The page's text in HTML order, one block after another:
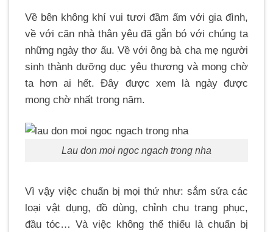
Về bên không khí vui tươi đầm ấm với gia đình,
về với căn nhà thân yêu đã gắn bó với chúng ta
những ngày thơ ấu. Về với ông bà cha mẹ người
sinh thành dưỡng dục yêu thương và mong chờ
ta hơn ai hết. Đây được xem là ngày được
mong chờ nhất trong năm.
Lau don moi ngoc ngach trong nha
Vì vậy việc chuẩn bị mọi thứ như: sắm sửa các
loại vật dụng, đồ dùng, chỉnh chu trang phục,
đầu tóc… Và việc không thể thiếu là chuẩn bị